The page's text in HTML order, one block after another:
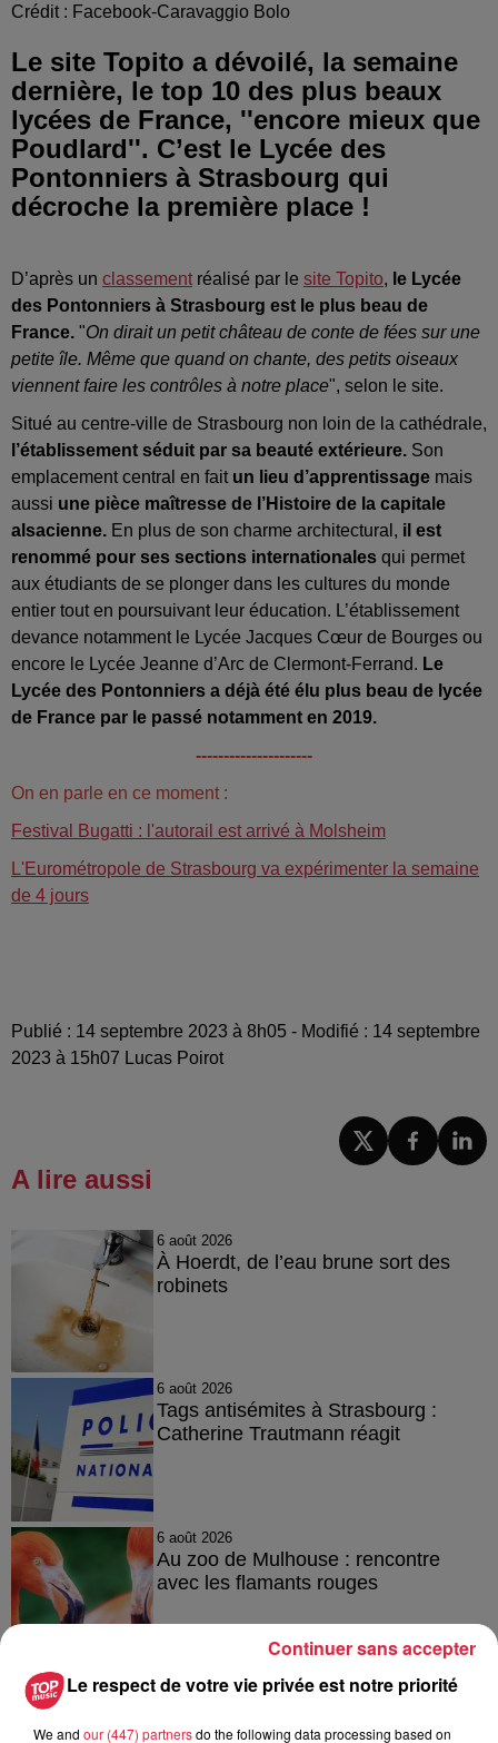
Crédit : Facebook-Caravaggio Bolo
Le site Topito a dévoilé, la semaine
dernière, le top 10 des plus beaux
lycées de France, ''encore mieux que
Poudlard''. C’est le Lycée des
Pontonniers à Strasbourg qui
décroche la première place !
D’après un classement réalisé par le site Topito, le Lycée
des Pontonniers à Strasbourg est le plus beau de
France. "On dirait un petit château de conte de fées sur une
petite île. Même que quand on chante, des petits oiseaux
viennent faire les contrôles à notre place", selon le site.
Situé au centre-ville de Strasbourg non loin de la cathédrale,
l’établissement séduit par sa beauté extérieure. Son
emplacement central en fait un lieu d’apprentissage mais
aussi une pièce maîtresse de l’Histoire de la capitale
alsacienne. En plus de son charme architectural, il est
renommé pour ses sections internationales qui permet
aux étudiants de se plonger dans les cultures du monde
entier tout en poursuivant leur éducation. L’établissement
devance notamment le Lycée Jacques Cœur de Bourges ou
encore le Lycée Jeanne d’Arc de Clermont-Ferrand. Le
Lycée des Pontonniers a déjà été élu plus beau de lycée
de France par le passé notamment en 2019.
---------------------
On en parle en ce moment :
Festival Bugatti : l'autorail est arrivé à Molsheim
L'Eurométropole de Strasbourg va expérimenter la semaine
de 4 jours
Publié : 14 septembre 2023 à 8h05 - Modifié : 14 septembre
2023 à 15h07 Lucas Poirot
A lire aussi
6 août 2026
À Hoerdt, de l’eau brune sort des
robinets
6 août 2026
Tags antisémites à Strasbourg :
Catherine Trautmann réagit
6 août 2026
Au zoo de Mulhouse : rencontre
avec les flamants rouges
Le respect de votre vie privée est notre priorité
We and our (447) partnersdo the following data processing based on
Continuer sans accepter